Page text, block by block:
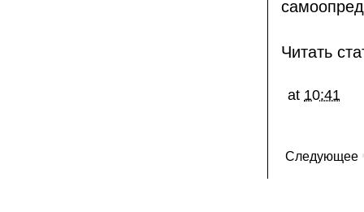
Читать
at 10:41
Следующее